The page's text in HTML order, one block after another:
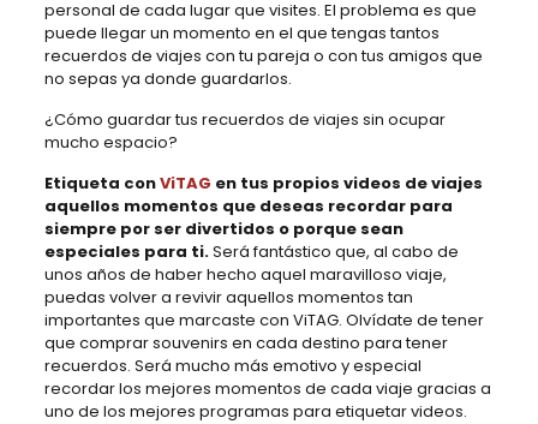
personal de cada lugar que visites. El problema es que
puede llegar un momento en el que tengas tantos
recuerdos de viajes con tu pareja o con tus amigos que
no sepas ya donde guardarlos.
¿Cómo guardar tus recuerdos de viajes sin ocupar
mucho espacio?
Etiqueta conViTAG en tus propios videos de viajes
aquellos momentos que deseas recordar para
siempre por ser divertidos o porque sean
especiales para ti.Será fantástico que, al cabo de
unos años de haber hecho aquel maravilloso viaje,
puedas volver a revivir aquellos momentos tan
importantes que marcaste con ViTAG. Olvídate de tener
que comprar souvenirs en cada destino para tener
recuerdos. Será mucho más emotivo y especial
recordar los mejores momentos de cada viaje gracias a
uno de los mejores programas para etiquetar videos.